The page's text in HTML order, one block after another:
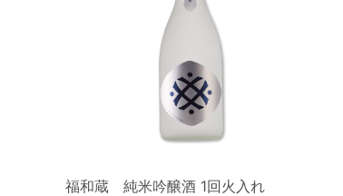
福和蔵 純米吟醸酒 1回火入れ